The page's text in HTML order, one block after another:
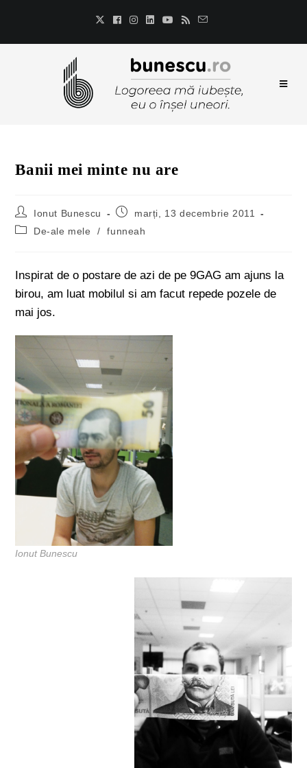
Banii mei minte nu are
Ionut Bunescu
marți, 13 decembrie 2011
De-ale mele
/ funneah
Inspirat de o postare de azi de pe 9GAG am ajuns la
birou, am luat mobilul si am facut repede pozele de
mai jos.
Ionut Bunescu